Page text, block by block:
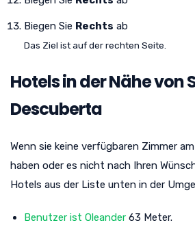
Biegen Sie Rechts ab
Das Ziel ist auf der rechten Seite.
Hotels in der Nähe von
Descuberta
Wenn sie keine verfügbaren Zimmer
haben oder es nicht nach Ihren
Hotels aus der Liste unten in der
Benutzer ist Oleander 63 Meter.